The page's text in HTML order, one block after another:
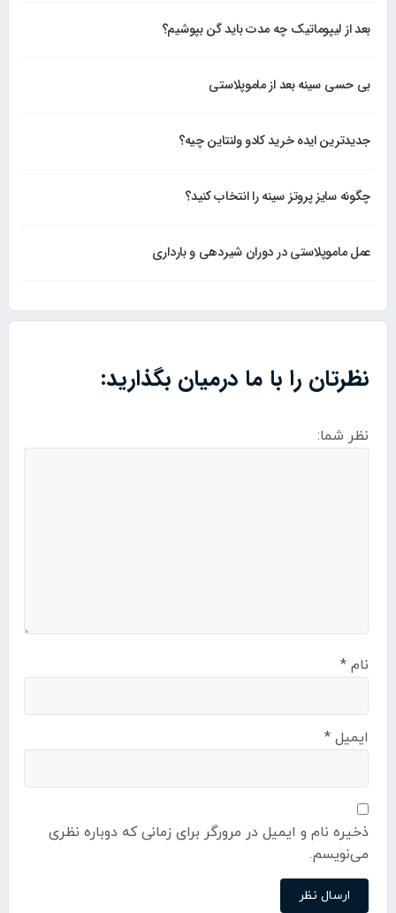
بعد از لیپوماتیک چه مدت باید گن بپوشیم؟
بی حسی سینه بعد از ماموپلاستی
جدیدترین ایده خرید کادو ولنتاین چیه؟
چگونه سایز پروتز سینه را انتخاب کنید؟
عمل ماموپلاستی در دوران شیردهی و بارداری
نظرتان را با ما درمیان بگذارید:
نظر شما:
نام*
ایمیل*
ذخیره نام و ایمیل در مرورگر برای زمانی که دوباره نظری
می‌نویسم.